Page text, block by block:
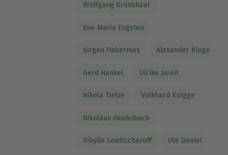
Wolfgang Kraushaar
Eva-Maria Engelen
Jürgen Habermas Alexander Kluge
Gerd Hankel Ulrike Jureit
Nikola Tietze Volkhard Knigge
Nikolaus Heidelbach
Sibylle Lewitscharoff Ute Daniel